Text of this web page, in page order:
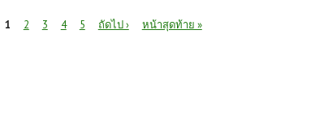
1 2 3 4 5 ถัดไป › หน้าสุดท้าย »